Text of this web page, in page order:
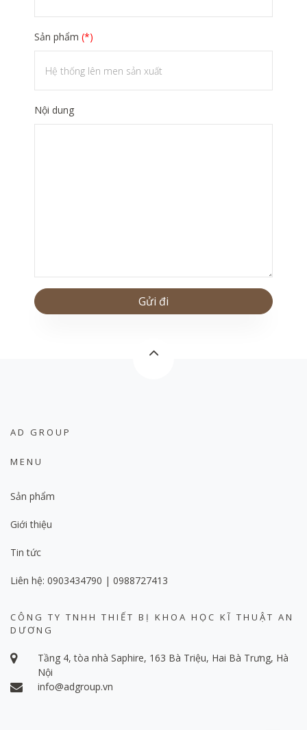
Sản phẩm (*)
Nội dung
AD GROUP
MENU
Sản phẩm
Giới thiệu
Tin tức
Liên hệ: 0903434790 | 0988727413
CÔNG TY TNHH THIẾT BỊ KHOA HỌC KĨ THUẬT AN
DƯƠNG
Tầng 4, tòa nhà Saphire, 163 Bà Triệu, Hai Bà Trưng, Hà
Nội
info@adgroup.vn